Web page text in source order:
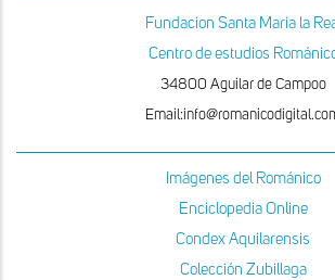
Fundacion Santa Maria la
Centro de estudios
34800 Aguilar de Campoo
Imágenes del Románico
Enciclopedia Online
Condex Aquilarensis
Colección Zubillaga